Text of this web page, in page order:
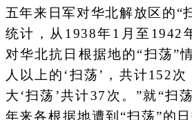
五年来日军对华北解放区的“
统计，从1938年1月至1942
对华北抗日根据地的“扫荡”
人以上的‘扫荡’，共计152
大‘扫荡’共计37次。”就“扫
年来各根据地遭到“扫荡”的